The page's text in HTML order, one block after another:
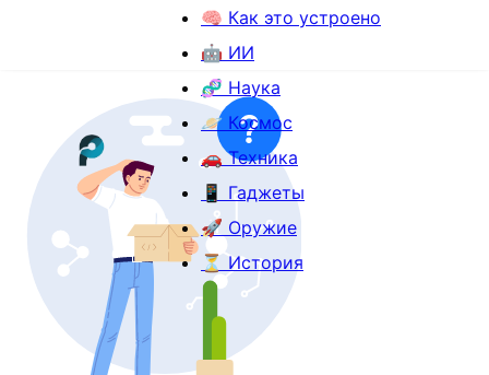
🧠 Как это устроено
🤖 ИИ
🧬 Наука
🪐 Космос
🚗 Техника
📱 Гаджеты
🚀 Оружие
⏳ История